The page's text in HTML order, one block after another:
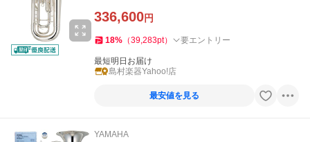
336,600円
18% （39,283pt） 要エントリー
最短明日お届け
島村楽器Yahoo!店
最安値を見る
YAMAHA